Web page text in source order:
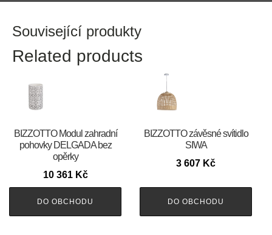
Související produkty
Related products
BIZZOTTO Modul zahradní
pohovky DELGADA bez
opěrky
10 361 Kč
DO OBCHODU
BIZZOTTO závěsné svítidlo
SIWA
3 607 Kč
DO OBCHODU